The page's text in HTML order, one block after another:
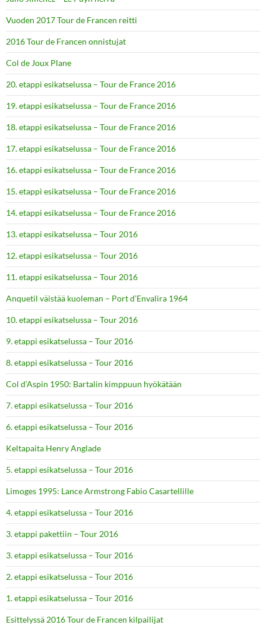
Vuoden 2017 Tour de Francen reitti
2016 Tour de Francen onnistujat
Col de Joux Plane
20. etappi esikatselussa – Tour de France 2016
19. etappi esikatselussa – Tour de France 2016
18. etappi esikatselussa – Tour de France 2016
17. etappi esikatselussa – Tour de France 2016
16. etappi esikatselussa – Tour de France 2016
15. etappi esikatselussa – Tour de France 2016
14. etappi esikatselussa – Tour de France 2016
13. etappi esikatselussa – Tour 2016
12. etappi esikatselussa – Tour 2016
11. etappi esikatselussa – Tour 2016
Anquetil väistää kuoleman – Port d’Envalira 1964
10. etappi esikatselussa – Tour 2016
9. etappi esikatselussa – Tour 2016
8. etappi esikatselussa – Tour 2016
Col d’Aspin 1950: Bartalin kimppuun hyökätään
7. etappi esikatselussa – Tour 2016
6. etappi esikatselussa – Tour 2016
Keltapaita Henry Anglade
5. etappi esikatselussa – Tour 2016
Limoges 1995: Lance Armstrong Fabio Casartellille
4. etappi esikatselussa – Tour 2016
3. etappi pakettiin – Tour 2016
3. etappi esikatselussa – Tour 2016
2. etappi esikatselussa – Tour 2016
1. etappi esikatselussa – Tour 2016
Esittelyssä 2016 Tour de Francen kilpailijat